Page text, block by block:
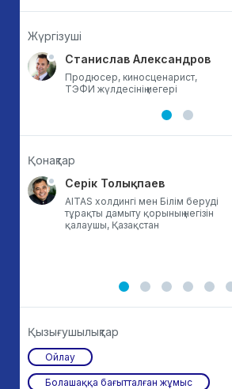
Жүргізуші
Станислав Александров
Продюсер, киносценарист,
ТЭФИ жүлдесінің иегері
Қонақтар
Серік Толықпаев
AITAS холдингі мен Білім беруді
тұрақты дамыту қорының негізін
қалаушы, Қазақстан
Қызығушылықтар
Ойлау
Болашаққа бағытталған жұмыс